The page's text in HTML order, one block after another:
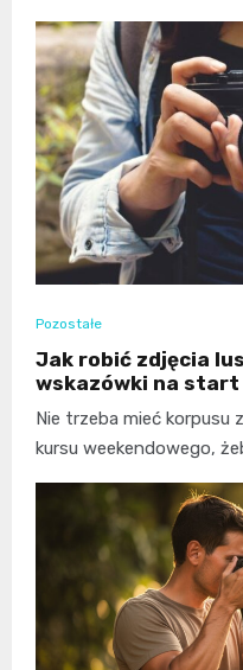
Pozostałe
Jak robić zdjęcia
wskazówki na start
Nie trzeba mieć korpusu
kursu weekendowego,